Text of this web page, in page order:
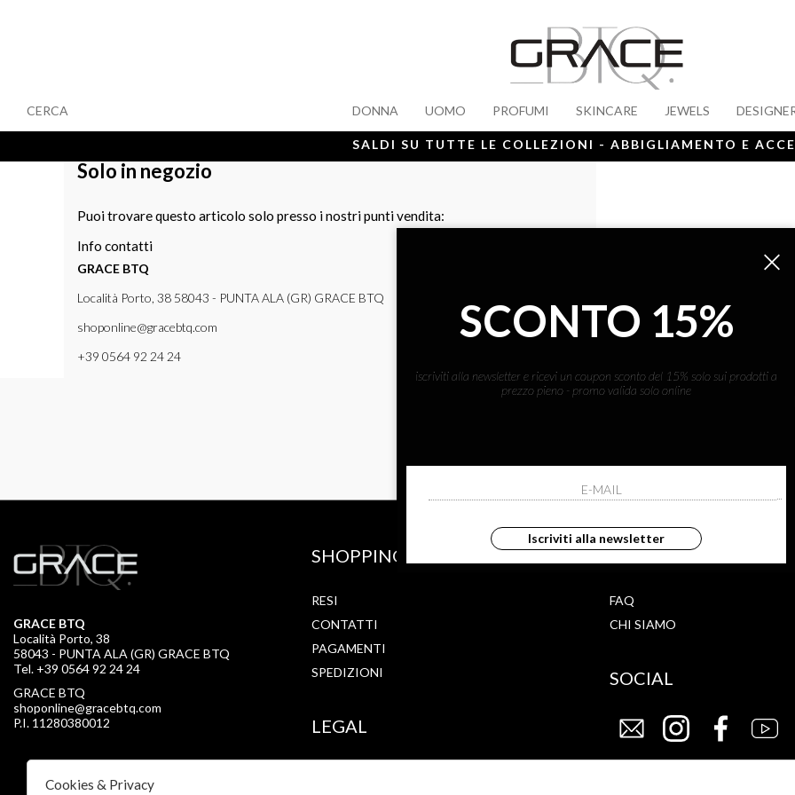
DONNA UOMO PROFUMI SKINCARE JEWELS
CERCA
SALDI SU TUTTE LE COLLEZIONI - ABBIGLIAMENTO E
Solo in negozio
Puoi trovare questo articolo solo presso i nostri punti vendita:
Info contatti
GRACE BTQ
Località Porto, 38 58043 - PUNTA ALA (GR) GRACE BTQ
shoponline@gracebtq.com
+39 0564 92 24 24
ISCRIVITI ALLA
ho letto ed accettato le condizioni sulla
GRACE BTQ
Località Porto, 38
58043 - PUNTA ALA (GR) GRACE BTQ
Tel. +39 0564 92 24 24
GRACE BTQ
shoponline@gracebtq.com
P.I. 11280380012
SHOPPING
RESI
CONTATTI
PAGAMENTI
SPEDIZIONI
LEGAL
STORE
FAQ
CHI SIAMO
SOCIAL
SCONTO 15%
iscriviti alla newsletter e ricevi un coupon sconto del 15% solo sui prodotti a
prezzo pieno - promo valida solo online
Iscriviti alla newsletter
Cookies & Privacy